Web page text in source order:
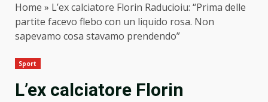
Home » L’ex calciatore Florin Raducioiu: “Prima delle
partite facevo flebo con un liquido rosa. Non
sapevamo cosa stavamo prendendo”
Sport
L’ex calciatore Florin